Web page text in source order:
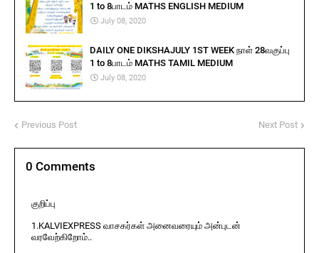
1 to 8பாடம் MATHS ENGLISH MEDIUM
July 08, 2020
DAILY ONE DIKSHAJULY 1ST WEEK நாள் 28வகுப்பு
1 to 8பாடம் MATHS TAMIL MEDIUM
July 08, 2020
Previous Post Next Post
0 Comments
குறிப்பு
1.KALVIEXPRESS வாசகர்கள் அனைவரையும் அன்புடன்
வரவேற்கிறோம்..